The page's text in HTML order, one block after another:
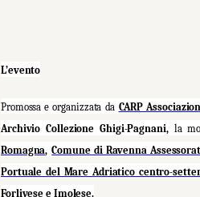
L’evento
Promossa e organizzata da CARP
Archivio Collezione Ghigi-Pagnani, la
Romagna, Comune di Ravenna
Portuale del Mare Adriatico centro-
Forlivese e Imolese.